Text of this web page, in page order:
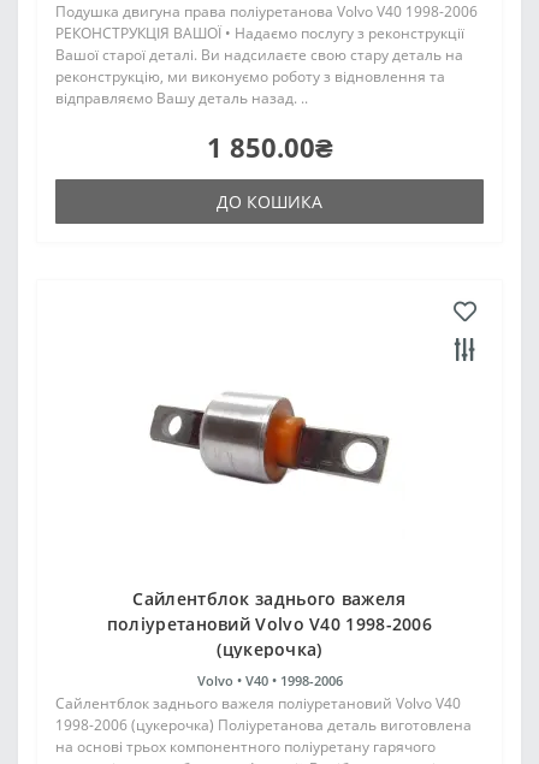
Подушка двигуна права поліуретанова Volvo V40 1998-2006
РЕКОНСТРУКЦІЯ ВАШОЇ • Надаємо послугу з реконструкції
Вашої старої деталі. Ви надсилаєте свою стару деталь на
реконструкцію, ми виконуємо роботу з відновлення та
відправляємо Вашу деталь назад. ..
1 850.00₴
ДО КОШИКА
Сайлентблок заднього важеля
поліуретановий Volvo V40 1998-2006
(цукерочка)
Volvo • V40 • 1998-2006
Сайлентблок заднього важеля поліуретановий Volvo V40
1998-2006 (цукерочка) Поліуретанова деталь виготовлена
на основі трьох компонентного поліуретану гарячого